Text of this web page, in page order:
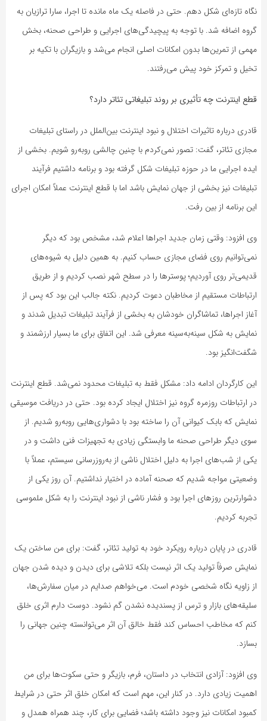
نگاه تازه‌ای شکل دهم. حتی در فاصله یک ماه مانده تا اجرا، سارا ترازیان به
گروه اضافه شد. با توجه به پیچیدگی‌های اجرایی و طراحی صحنه، بخش
مهمی از تمرین‌ها بدون امکانات اصلی انجام می‌شد و بازیگران با تکیه بر
تخیل و تمرکز خود پیش می‌رفتند.
قطع اینترنت چه تأثیری بر روند تبلیغاتی تئاتر دارد؟
قادری درباره تاثیرات اختلال و نبود اینترنت بین‌الملل در راستای تبلیغات
مجازی تئاتر، گفت: تصور نمی‌کردم با چنین چالشی روبه‌رو شویم. بخشی از
ایده اجرایی ما در حوزه تبلیغات شکل گرفته بود و برنامه داشتیم فرآیند
تبلیغات نیز بخشی از جهان نمایش باشد اما با قطع اینترنت عملاً امکان اجرای
این برنامه از بین رفت.
وی افزود: وقتی زمان جدید اجراها اعلام شد، مشخص بود که دیگر
نمی‌توانیم روی فضای مجازی حساب کنیم. به همین دلیل به شیوه‌های
قدیمی‌تر روی آوردیم؛ پوسترها را در سطح شهر نصب کردیم و از طریق
ارتباطات مستقیم از مخاطبان دعوت کردیم. نکته جالب این بود که پس از
آغاز اجراها، تماشاگران خودشان به بخشی از فرآیند تبلیغات تبدیل شدند و
نمایش به شکل سینه‌به‌سینه معرفی شد. این اتفاق برای ما بسیار ارزشمند و
شگفت‌انگیز بود.
این کارگردان ادامه داد: مشکل فقط به تبلیغات محدود نمی‌شد. قطع اینترنت
در ارتباطات روزمره گروه نیز اختلال ایجاد کرده بود. حتی در دریافت موسیقی
نمایش که بابک کیوانی آن را ساخته بود با دشواری‌هایی روبه‌رو شدیم. از
سوی دیگر طراحی صحنه ما وابستگی زیادی به تجهیزات فنی داشت و در
یکی از شب‌های اجرا به دلیل اختلال ناشی از به‌روزرسانی سیستم، عملاً با
وضعیتی مواجه شدیم که صحنه آماده در اختیار نداشتیم. آن روز یکی از
دشوارترین روزهای اجرا بود و فشار ناشی از نبود اینترنت را به شکل ملموسی
تجربه کردیم.
قادری در پایان درباره رویکرد خود به تولید تئاتر، گفت: برای من ساختن یک
نمایش صرفاً تولید یک اثر نیست بلکه تلاشی برای دیدن و دیده شدن جهان
از زاویه نگاه شخصی خودم است. می‌خواهم صدایم در میان سفارش‌ها،
سلیقه‌های بازار و ترس از پسندیده نشدن گم نشود. دوست دارم اثری خلق
کنم که مخاطب احساس کند فقط خالق آن اثر می‌توانسته چنین جهانی را
بسازد.
وی افزود: آزادی انتخاب در داستان، فرم، بازیگر و حتی سکوت‌ها برای من
اهمیت زیادی دارد. در کنار این، مهم است که امکان خلق اثر حتی در شرایط
کمبود امکانات نیز وجود داشته باشد؛ فضایی برای کار، چند همراه همدل و